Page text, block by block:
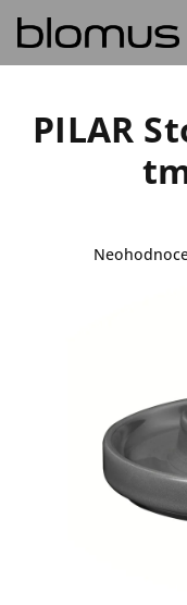
obsah
PILAR
Průměrné
hvězdiček.